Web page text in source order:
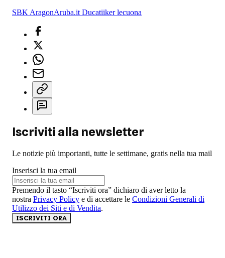
SBK AragonAruba.it Ducatiiker lecuona
Iscriviti alla newsletter
Le notizie più importanti, tutte le settimane, gratis nella tua mail
Inserisci la tua email
Premendo il tasto “Iscriviti ora” dichiaro di aver letto la
nostra Privacy Policy e di accettare le Condizioni Generali di
Utilizzo dei Siti e di Vendita.
ISCRIVITI ORA